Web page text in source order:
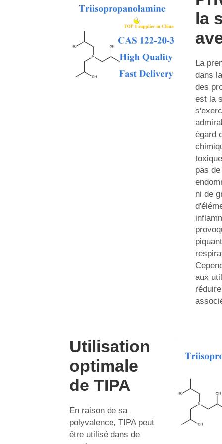
la
La
dans
des
est la
égard
pas
ni de
aux
Utilisation
optimale
de TIPA
En raison de sa
polyvalence, TIPA peut
être utilisé dans de